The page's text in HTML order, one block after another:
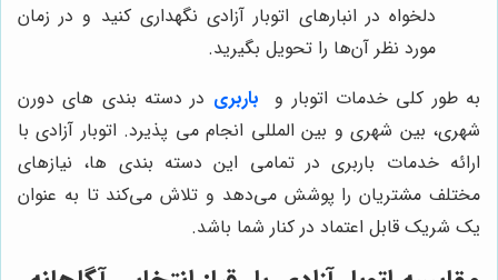
دلخواه در انبارهای اتوبار آزادی نگهداری کنید و در زمان
مورد نظر آن‌ها را تحویل بگیرید.
به طور کلی خدمات اتوبار و
باربری در دسته بندی های دورن
شهری، بین شهری و بین المللی انجام می پذیرد. اتوبار آزادی با
ارائه خدمات باربری در تمامی این دسته بندی ها، نیازهای
مختلف مشتریان را پوشش می‌دهد و تلاش می‌کند تا به عنوان
یک شریک قابل اعتماد در کنار شما باشد.